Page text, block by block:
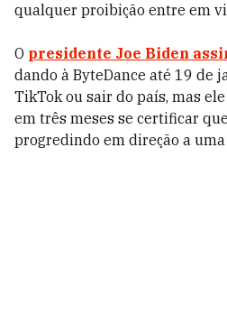
qualquer proibição entre em
O presidente Joe Biden
dando à ByteDance até 19 de
TikTok ou sair do país, mas
em três meses se certificar
progredindo em direção a uma